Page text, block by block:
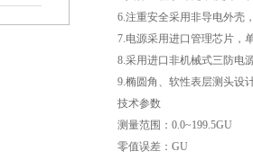
6.注重安全采用非导电外壳
7.电源采用进口管理芯片，
8.采用进口非机械式三防电
9.椭圆角、软性表层测头设
技术参数
测量范围：0.0~199.5GU
零值误差：GU